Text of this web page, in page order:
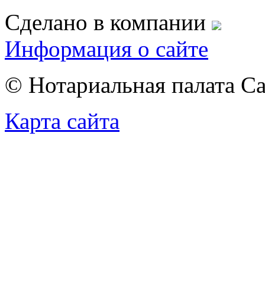
Сделано в компании
Информация о сайте
© Нотариальная палата
Карта сайта